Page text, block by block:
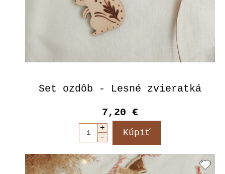
Set ozdôb - Lesné zvieratká
7,20 €